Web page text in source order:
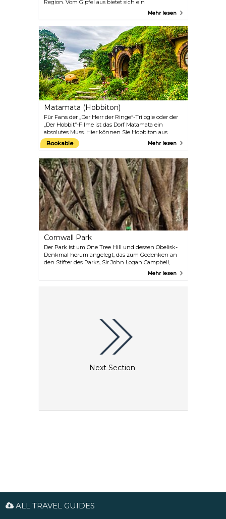
Region. Vom Gipfel aus bietet sich ein
atemberaubender Blick auf die Skyline der Stadt.
Ein ruhiger Spaziergang zum Gipfel des Vulkans ist
eine großartige Alternative zum Trubel der Stadt.
Mehr lesen
Matamata (Hobbiton)
Für Fans der „Der Herr der Ringe“-Trilogie oder der
„Der Hobbit“-Filme ist das Dorf Matamata ein
absolutes Muss. Hier können Sie Hobbiton aus
erster Hand erleben und sich für einen Moment
wie eine von Tolkiens Figuren fühlen. Das Dorf ist
Auckland entfernt, aber die Fahrt ist jede Minute
wert, und Sie können auf dem Weg dorthin
Pausen einlegen, um einfach nur die schöne und
vielfältige Landschaft Neuseelands zu bewundern.
Bookable Mehr lesen
Cornwall Park
Der Park ist um One Tree Hill und dessen Obelisk-
Denkmal herum angelegt, das zum Gedenken an
den Stifter des Parks, Sir John Logan Campbell,
errichtet wurde. Hier finden regelmäßigMehr lesen
Next Section
ALL TRAVEL GUIDES